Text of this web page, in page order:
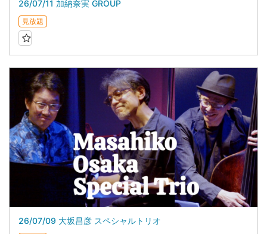
26/07/11 加納奈実 GROUP
見放題
26/07/09 大坂昌彦 スペシャルトリオ